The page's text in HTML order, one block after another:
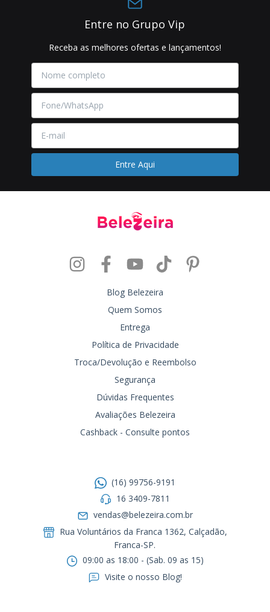
Entre no Grupo Vip
Receba as melhores ofertas e lançamentos!
Blog Belezeira
Quem Somos
Entrega
Política de Privacidade
Troca/Devolução e Reembolso
Segurança
Dúvidas Frequentes
Avaliações Belezeira
Cashback - Consulte pontos
(16) 99756-9191
16 3409-7811
vendas@belezeira.com.br
Rua Voluntários da Franca 1362, Calçadão,
Franca-SP.ㅤㅤㅤㅤㅤㅤㅤㅤㅤㅤㅤ
09:00 as 18:00 - (Sab. 09 as 15)
Visite o nosso Blog!